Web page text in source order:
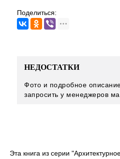
Поделиться:
НЕДОСТАТКИ
Фото и подробное
запросить у менеджеров
Эта книга из серии